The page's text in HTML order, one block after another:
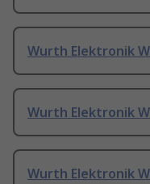
Wurth Elektronik
Wurth Elektronik
Wurth Elektronik